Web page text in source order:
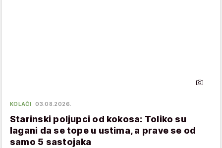
KOLAČI 03.08.2026.
Starinski poljupci od kokosa: Toliko su
lagani da se tope u ustima, a prave se od
samo 5 sastojaka